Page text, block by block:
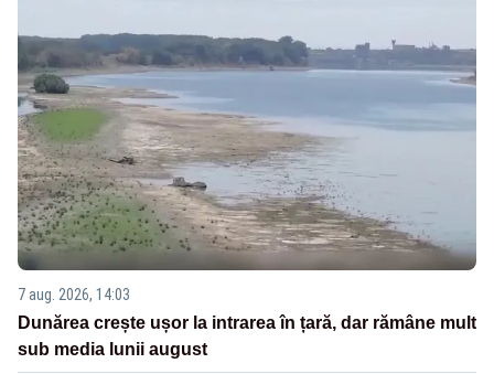
7 aug. 2026, 14:03
Dunărea crește ușor la intrarea în țară, dar rămâne mult
sub media lunii august